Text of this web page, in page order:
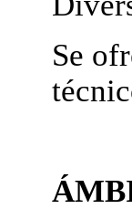
Se